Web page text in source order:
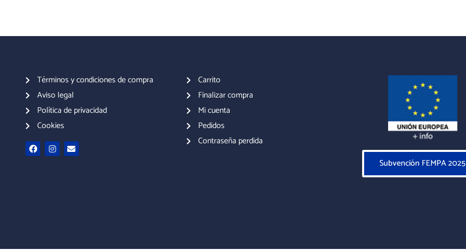
Términos y condiciones de compra
Aviso legal
Política de privacidad
Cookies
F
a
I
n
E
n
Carrito
Finalizar compra
Mi cuenta
Pedidos
Contraseña perdida
Subvención FEMPA 2025